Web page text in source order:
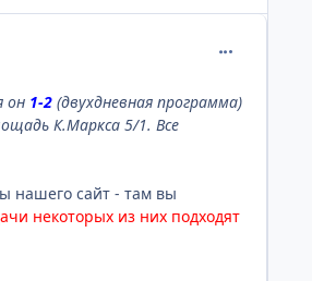
он 1-2 (двухдневная программа)
К.Маркса 5/1. Все
нашего сайт - там вы
некоторых из них подходят